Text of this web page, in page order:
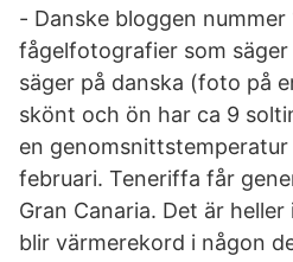
- Danske bloggen nummer
fågelfotografier som
säger på danska (foto på
skönt och ön har ca 9
en
februari. Teneriffa får
Gran Canaria. Det är
blir värmerekord i någon